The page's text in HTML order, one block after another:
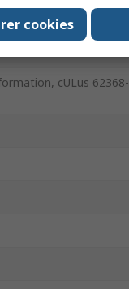
cULus 62368-
cookies